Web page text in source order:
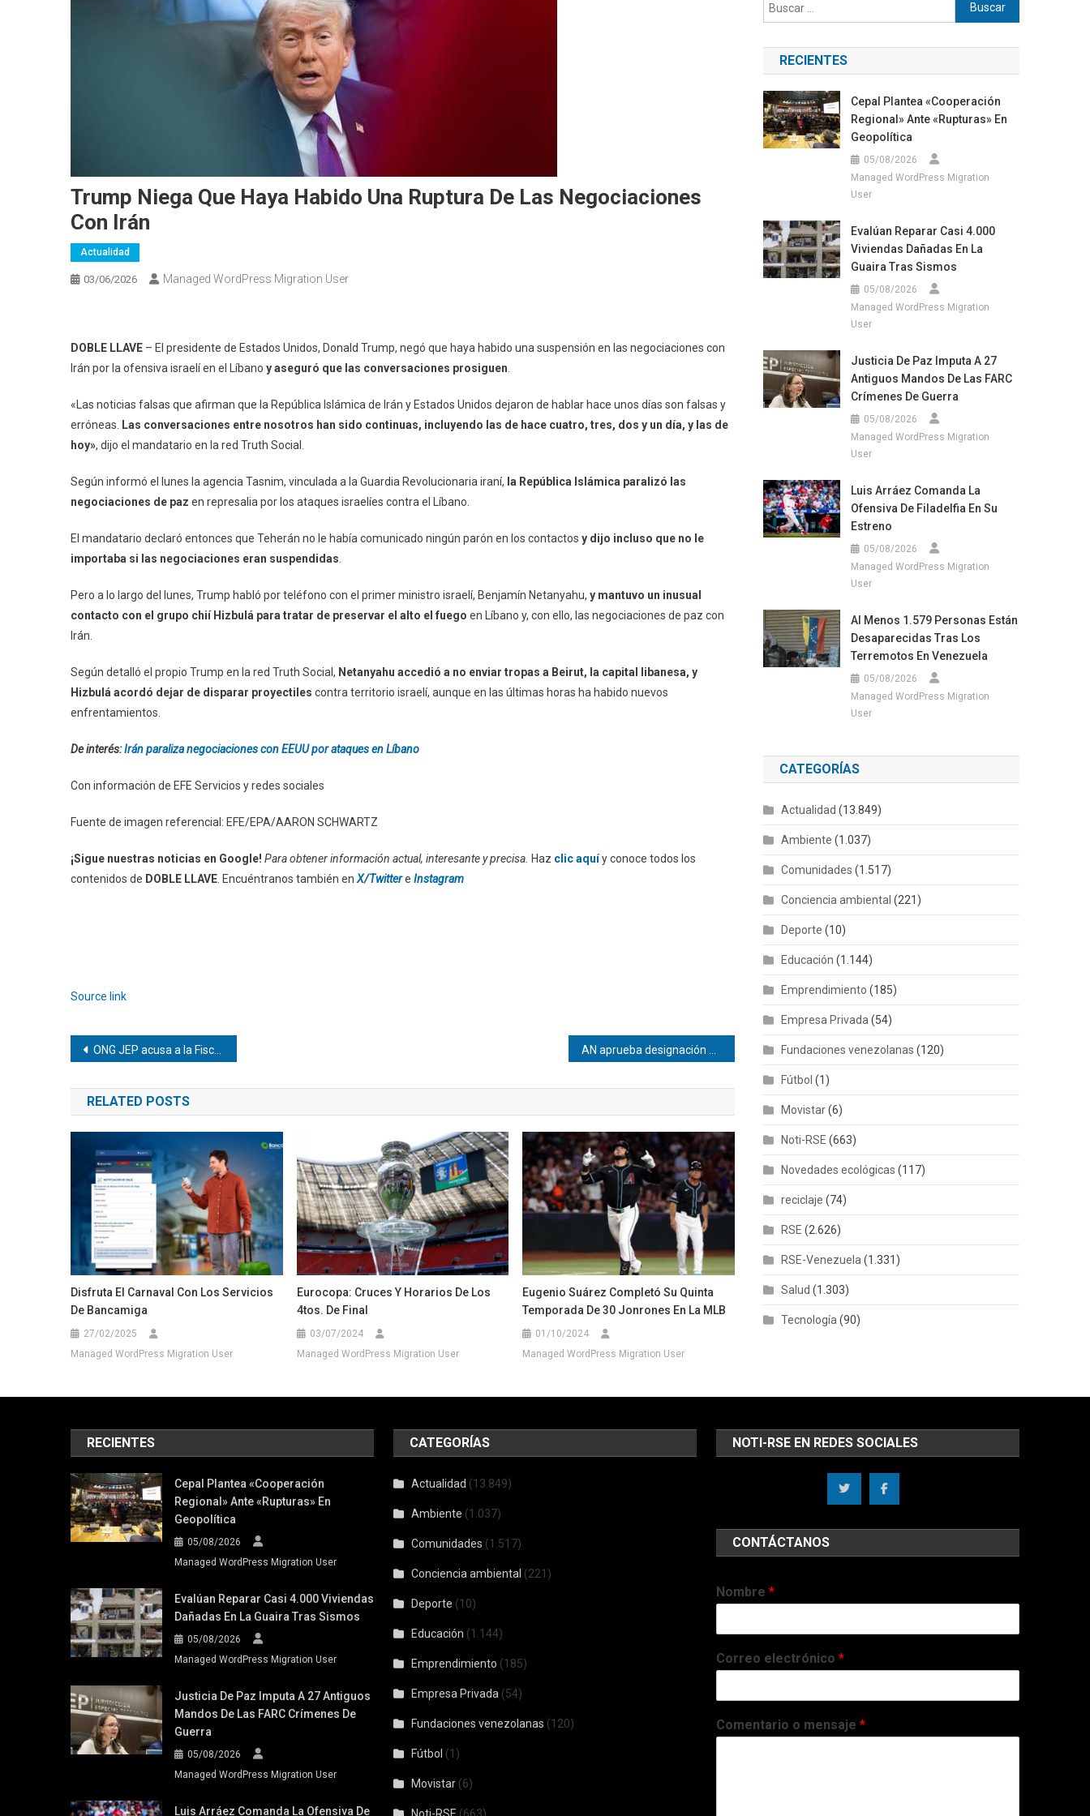
Trump Niega Que Haya Habido Una Ruptura De Las Negociaciones
Con Irán
Actualidad
03/06/2026 Managed WordPress Migration User
DOBLE LLAVE – El presidente de Estados Unidos, Donald Trump, negó que haya habido una suspensión en las negociaciones con
Irán por la ofensiva israelí en el Líbano y aseguró que las conversaciones prosiguen
«Las noticias falsas que afirman que la República Islámica de Irán y Estados Unidos dejaron de hablar hace unos días son falsas y
erróneas.
Las conversaciones entre nosotros han sido continuas, incluyendo las de hace cuatro, tres, dos y un día, y las de
hoy», dijo el mandatario en la red Truth Social.
Según informó el lunes la agencia Tasnim, vinculada a la Guardia Revolucionaria iraní, la República Islámica paralizó las
negociaciones de paz en represalia por los ataques israelíes contra el Líbano.
El mandatario declaró entonces que Teherán no le había comunicado ningún parón en los contactos y dijo incluso que no le
importaba si las negociaciones eran suspendidas
Pero a lo largo del lunes, Trump habló por teléfono con el primer ministro israelí, Benjamín Netanyahu, y mantuvo un inusual
contacto con el grupo chií Hizbulá para tratar de preservar el alto el fuego en Líbano y, con ello, las negociaciones de paz con
Irán.
Según detalló el propio Trump en la red Truth Social, Netanyahu accedió a no enviar tropas a Beirut, la capital libanesa, y
Hizbulá acordó dejar de disparar proyectiles contra territorio israelí, aunque en las últimas horas ha habido nuevos
enfrentamientos.
De interés:Irán paraliza negociaciones con EEUU por ataques en Líbano
Con información de EFE Servicios y redes sociales
Fuente de imagen referencial: EFE/EPA/AARON SCHWARTZ
¡Sigue nuestras noticias en Google! Para obtener información actual, interesante y precisa. Haz clic aquíy conoce todos los
contenidos de DOBLE LLAVE . Encuéntranos también en X/Twittere Instagram
Source link
Navegación
de
entradas
ONG JEP acusa a la Fiscalía de intentar dar un «carpetazo» al caso de Víctor Quero
RELATED POSTS
Disfruta El Carnaval Con Los Servicios
De Bancamiga
27/02/2025
Managed WordPress Migration User
Eurocopa: Cruces Y Horarios De Los
4tos. De Final
03/07/2024
Managed WordPress Migration User
Eugenio Suárez Completó Su Quinta
Temporada De 30 Jonrones En La MLB
01/10/2024
Managed WordPress Migration User
RECIENTES
Cepal Plantea «cooperación
Regional» Ante «rupturas» En
Geopolítica
05/08/2026
Managed WordPress Migration
User
Evalúan Reparar Casi 4.000
Viviendas Dañadas En La
Guaira Tras Sismos
05/08/2026
Managed WordPress Migration
User
Justicia De Paz Imputa A 27
Antiguos Mandos De Las FARC
Crímenes De Guerra
05/08/2026
Managed WordPress Migration
User
Luis Arráez Comanda La
Ofensiva De Filadelfia En Su
Estreno
05/08/2026
Managed WordPress Migration
User
Al Menos 1.579 Personas Están
Desaparecidas Tras Los
Terremotos En Venezuela
05/08/2026
Managed WordPress Migration
User
CATEGORÍAS
Actualidad (13.849)
Ambiente (1.037)
Comunidades (1.517)
Conciencia ambiental (221)
Deporte (10)
Educación (1.144)
Emprendimiento (185)
Empresa Privada (54)
Fundaciones venezolanas (120)
Fútbol (1)
Movistar(6)
Noti-RSE (663)
Novedades ecológicas (117)
reciclaje (74)
RSE (2.626)
RSE-Venezuela (1.331)
Salud (1.303)
Tecnología (90)
RECIENTES
Cepal Plantea «cooperación
Regional» Ante «rupturas» En
Geopolítica
05/08/2026
Managed WordPress Migration User
Evalúan Reparar Casi 4.000 Viviendas
Dañadas En La Guaira Tras Sismos
05/08/2026
Managed WordPress Migration User
Justicia De Paz Imputa A 27 Antiguos
Mandos De Las FARC Crímenes De
Guerra
05/08/2026
Managed WordPress Migration User
Luis Arráez Comanda La Ofensiva De
CATEGORÍAS
Actualidad (13.849)
Ambiente (1.037)
Comunidades (1.517)
Conciencia ambiental (221)
Deporte (10)
Educación (1.144)
Emprendimiento (185)
Empresa Privada (54)
Fundaciones venezolanas (120)
Fútbol (1)
Movistar (6)
NOTI-RSE EN REDES SOCIALES
CONTÁCTANOS
Nombre *
Correo electrónico *
Comentario o mensaje *